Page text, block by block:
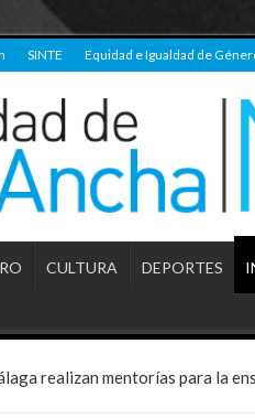
SINTE Equidad e Igualdad de
CULTURA DEPORTES
realizan mentorías para la